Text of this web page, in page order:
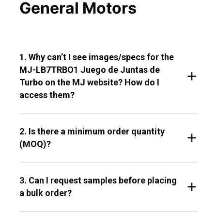
General Motors
1. Why can’t I see images/specs for the
MJ-LB7TRBO1 Juego de Juntas de
Turbo on the MJ website? How do I
access them?
2. Is there a minimum order quantity
(MOQ)?
3. Can I request samples before placing
a bulk order?